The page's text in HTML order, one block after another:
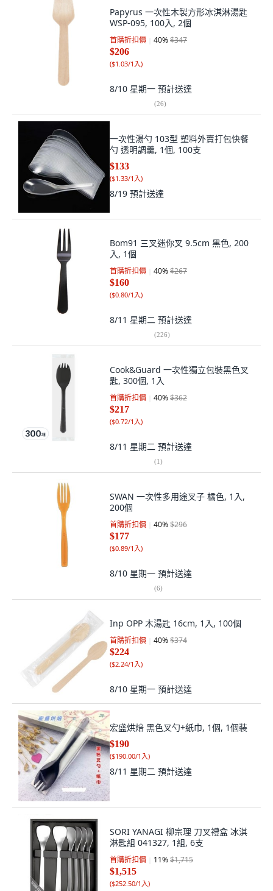
Papyrus 一次性木製方形冰淇淋湯匙
WSP-095, 100入, 2個
首購折扣價 40%$347
$206
($1.03/1入)
8/10 星期一 預計送達
(26)
一次性湯勺 103型 塑料外賣打包快餐
勺 透明調羹, 1個, 100支
$133
($1.33/1入)
8/19 預計送達
Bom91 三叉迷你叉 9.5cm 黑色, 200
入, 1個
首購折扣價 40%$267
$160
($0.80/1入)
8/11 星期二 預計送達
(226)
Cook&Guard 一次性獨立包裝黑色叉
匙, 300個, 1入
首購折扣價 40%$362
$217
($0.72/1入)
8/11 星期二 預計送達
(1)
SWAN 一次性多用途叉子 橘色, 1入,
200個
首購折扣價 40%$296
$177
($0.89/1入)
8/10 星期一 預計送達
(6)
Inp OPP 木湯匙 16cm, 1入, 100個
首購折扣價 40%$374
$224
($2.24/1入)
8/10 星期一 預計送達
宏盛烘焙 黑色叉勺+紙巾, 1個, 1個裝
$190
($190.00/1入)
8/11 星期二 預計送達
SORI YANAGI 柳宗理 刀叉禮盒 冰淇
淋匙組 041327, 1組, 6支
首購折扣價 11%$1,715
$1,515
($252.50/1入)